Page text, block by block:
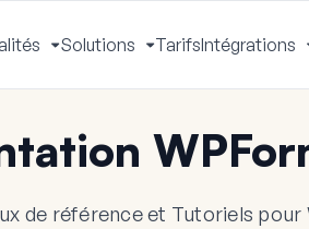
Activer
le
Solutions
Activer
le
TarifsIntégrations
de référence et Tutoriels pour